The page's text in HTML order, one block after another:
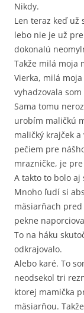
Nikdy.
Len teraz keď už
lebo nie je už
dokonalú
Takže milá moja
Vierka, milá
vyhadzovala
Sama tomu
urobím maličkú
maličký krajček
pečiem pre
mrazničke, je
A takto to bolo aj
Mnoho ľudí si
mäsiarňach
pekne
To na háku
odkrajovalo.
Alebo karé. To
neodsekol tri
ktorej mamička
mäsiarňou.